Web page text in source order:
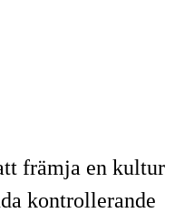
främja en kultur
kontrollerande